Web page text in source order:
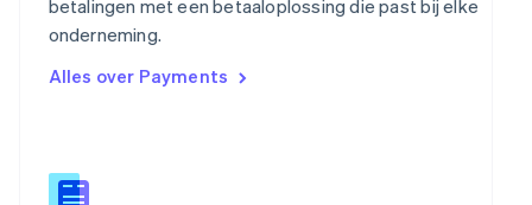
betalingen met een betaaloplossing die past bij elke
onderneming.
Alles over Payments
简体中文
Slovenië
EnglishItaliano
Español